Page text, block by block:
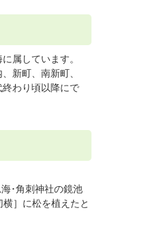
属しています。
新町、南新町、
わり頃以降にで
･角刺神社の鏡池
］に松を植えたと